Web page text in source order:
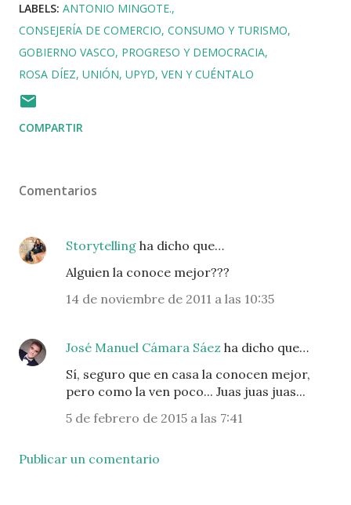
LABELS: ANTONIO MINGOTE.
CONSEJERÍA DE COMERCIO CONSUMO Y TURISMO
GOBIERNO VASCO PROGRESO Y DEMOCRACIA
ROSA DÍEZ UNIÓN UPYD VEN Y CUÉNTALO
COMPARTIR
Comentarios
Storytelling ha dicho que…
Alguien la conoce mejor???
14 de noviembre de 2011 a las 10:35
José Manuel Cámara Sáez ha dicho que…
Sí, seguro que en casa la conocen mejor,
pero como la ven poco... Juas juas juas...
5 de febrero de 2015 a las 7:41
Publicar un comentario